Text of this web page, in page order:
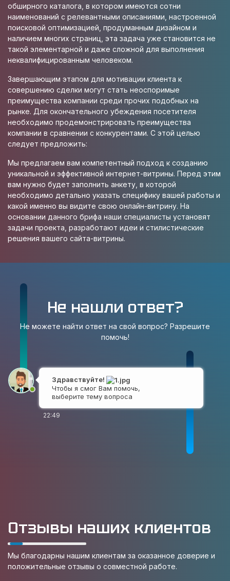
обширного каталога, в котором имеются сотни
наименований с релевантными описаниями, настроенной
поисковой оптимизацией, продуманным дизайном и
наличием многих страниц, эта задача уже становится не
такой элементарной и даже сложной для выполнения
неквалифицированным человеком.
Завершающим этапом для мотивации клиента к
совершению сделки могут стать неоспоримые
преимущества компании среди прочих подобных на
рынке. Для окончательного убеждения посетителя
необходимо продемонстрировать преимущества
компании в сравнении с конкурентами. С этой целью
следует предложить:
Мы предлагаем вам компетентный подход к созданию
уникальной и эффективной интернет-витрины. Перед этим
вам нужно будет заполнить анкету, в которой
необходимо детально указать специфику вашей работы и
какой именно вы видите свою онлайн-витрину. На
основании данного брифа наши специалисты установят
задачи проекта, разработают идеи и стилистические
решения вашего сайта-витрины.
Не нашли ответ?
Не можете найти ответ на свой вопрос? Разрешите
помочь!
Здравствуйте!
Чтобы я смог Вам помочь,
выберите тему вопроса
22:49
Отзывы наших клиентов